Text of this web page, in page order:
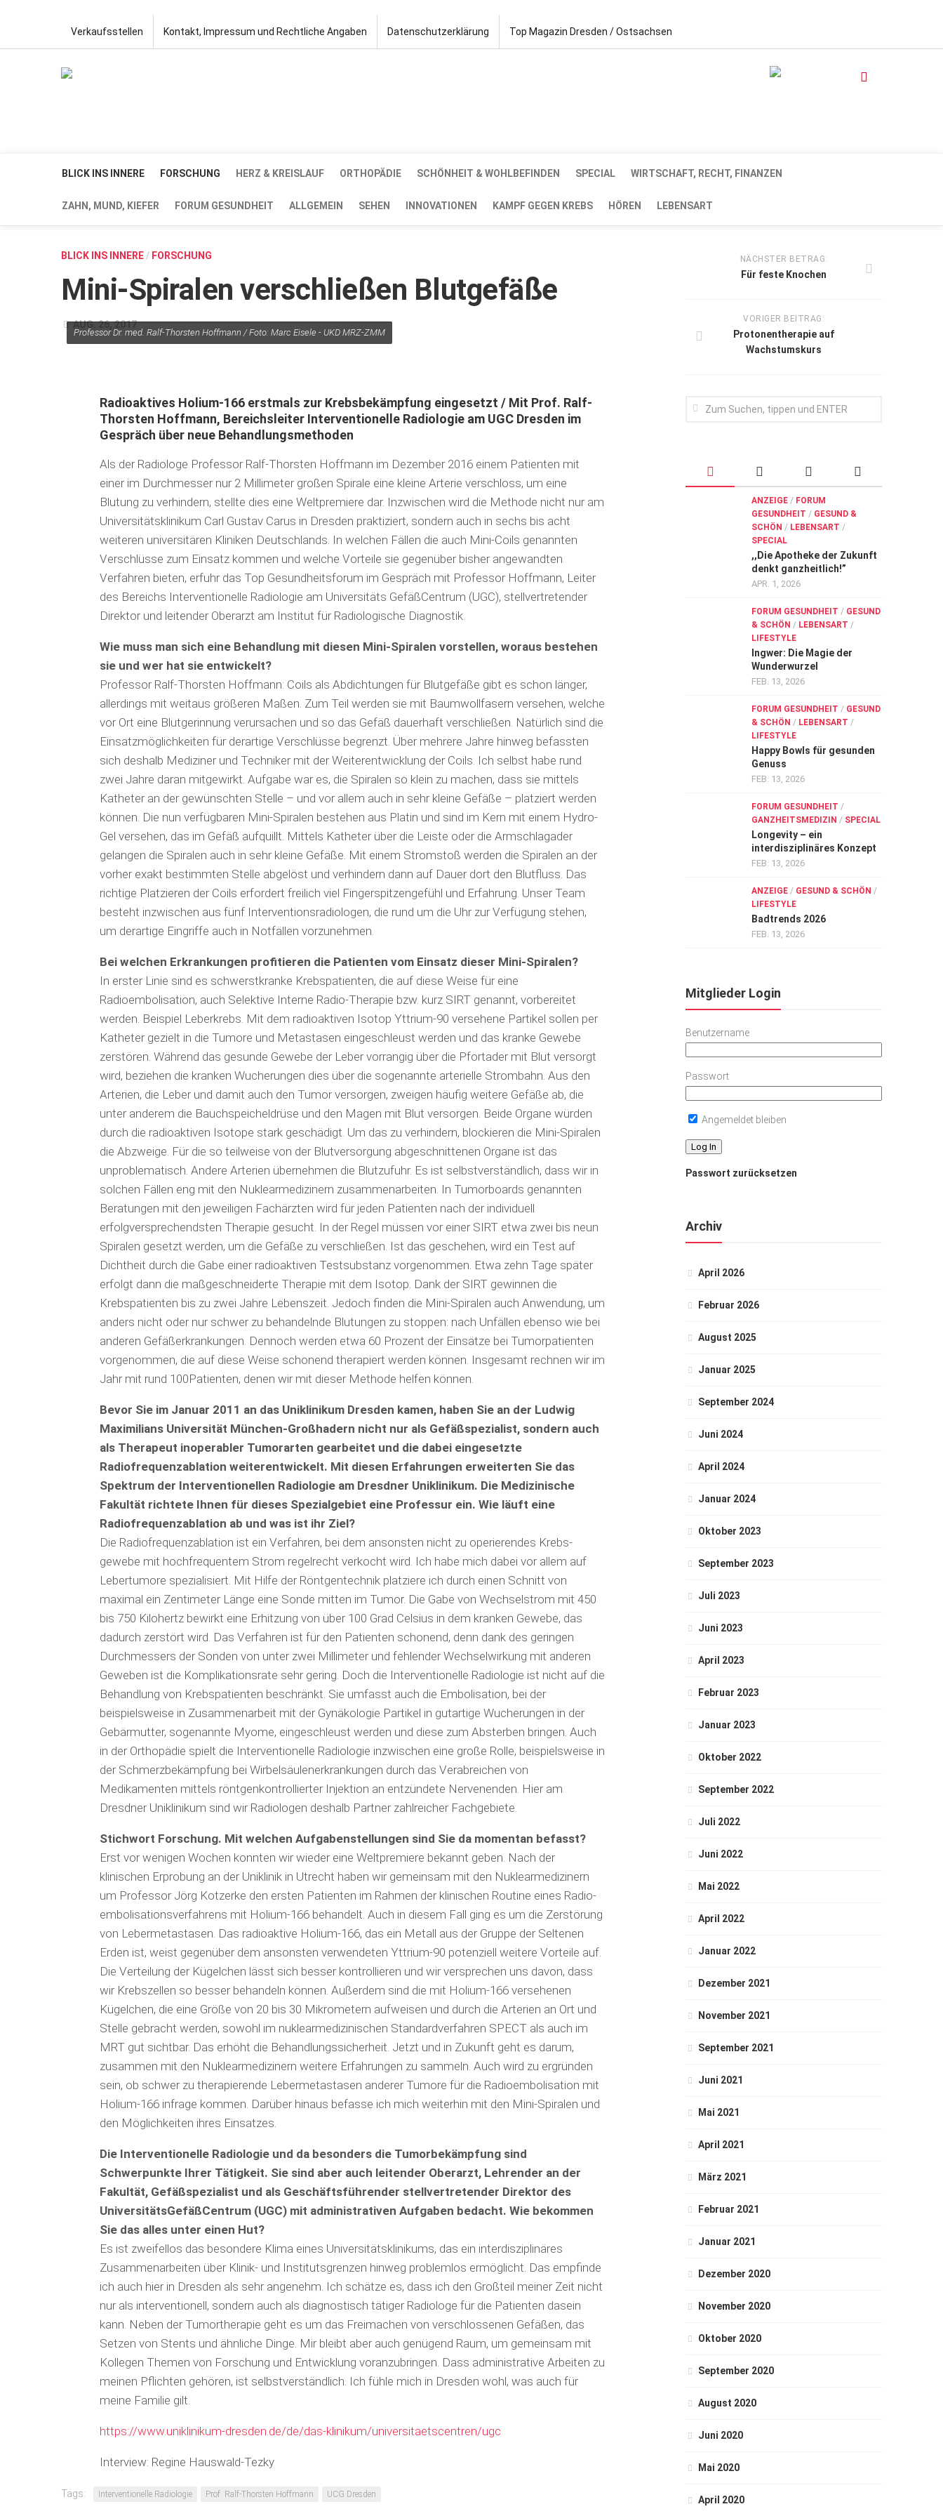
Verkaufsstellen Kontakt, Impressum und Rechtliche Angaben Datenschutzerklärung Top Magazin Dresden / Ostsachsen
BLICK INS INNERE FORSCHUNG HERZ & KREISLAUF ORTHOPÄDIE SCHÖNHEIT & WOHLBEFINDEN SPECIAL WIRTSCHAFT, RECHT, FINANZEN
ZAHN, MUND, KIEFER FORUM GESUNDHEIT ALLGEMEIN SEHEN INNOVATIONEN KAMPF GEGEN KREBS HÖREN LEBENSART
BLICK INS INNERE / FORSCHUNG
Mini-Spiralen verschließen Blutgefäße
AUG. 26, 2017
Professor Dr. med. Ralf-Thorsten Hoffmann / Foto: Marc Eisele - UKD MRZ-ZMM
Radioaktives Holium-166 erstmals zur Krebsbekämpfung eingesetzt / Mit Prof. Ralf-
Thorsten Hoffmann, Bereichsleiter Interventionelle Radiologie am UGC Dresden im
Gespräch über neue Behandlungsmethoden
Als der Radiologe Professor Ralf-Thorsten Hoffmann im Dezember 2016 einem Patienten mit
einer im Durchmesser nur 2 Millimeter großen Spirale eine kleine Arterie verschloss, um eine
Blutung zu verhindern, stellte dies eine Weltpremiere dar. Inzwischen wird die Methode nicht nur am
Universitäts­klinikum Carl Gustav Carus in Dresden praktiziert, sondern auch in sechs bis acht
weiteren universitären Kliniken Deutsch­lands. In welchen Fällen die auch Mini-Coils genannten
Verschlüsse zum Einsatz kommen und welche Vorteile sie gegenüber bisher angewandten
Verfahren bieten, erfuhr das Top Gesundheitsforum im Gespräch mit Professor Hoffmann, Leiter
des Bereichs Interventionelle Radiologie am Universitäts GefäßCentrum (UGC), stellvertretender
Direktor und leitender Oberarzt am Institut für Radiologische Diagnostik.
Wie muss man sich eine Behandlung mit diesen Mini-Spiralen vorstellen, woraus bestehen
sie und wer hat sie entwickelt?
Professor Ralf-Thorsten Hoffmann: Coils als Abdichtungen für Blutgefäße gibt es schon länger,
allerdings mit weitaus größeren Maßen. Zum Teil werden sie mit Baumwollfasern versehen, welche
vor Ort eine Blutgerinnung verursachen und so das Gefäß dauerhaft verschließen. Natürlich sind die
Ein­satzmöglichkeiten für derartige Verschlüsse begrenzt. Über mehrere Jahre hinweg befassten
sich deshalb Mediziner und Techniker mit der Weiterentwicklung der Coils. Ich selbst habe rund
zwei Jahre daran mitgewirkt. Aufgabe war es, die Spiralen so klein zu machen, dass sie mittels
Katheter an der gewünschten Stelle – und vor allem auch in sehr kleine Gefäße – platziert werden
können. Die nun verfügbaren Mini-Spiralen bestehen aus Platin und sind im Kern mit einem Hydro-
Gel versehen, das im Gefäß aufquillt. Mittels Katheter über die Leiste oder die Armschlagader
gelangen die Spiralen auch in sehr kleine Gefäße. Mit einem Stromstoß werden die Spiralen an der
vorher exakt bestimmten Stelle abgelöst und verhindern dann auf Dauer dort den Blutfluss. Das
richtige Platzieren der Coils erfordert freilich viel Fingerspitzengefühl und Erfahrung. Unser Team
besteht inzwischen aus fünf Interventions­radiologen, die rund um die Uhr zur Verfügung stehen,
um derartige Eingriffe auch in Notfällen vorzunehmen.
Bei welchen Erkrankungen profitieren die Patienten vom Einsatz dieser Mini-Spiralen?
In erster Linie sind es schwerstkranke Krebspatienten, die auf diese Weise für eine
Radioembolisation, auch Selektive Interne Radio-Therapie bzw. kurz SIRT genannt, vorbereitet
werden. Beispiel Leberkrebs. Mit dem radioaktiven Isotop Yttrium-90 versehene Partikel sollen per
Katheter gezielt in die Tumore und Metastasen eingeschleust werden und das kranke Gewebe
zerstören. Während das gesunde Gewebe der Leber vorrangig über die Pfortader mit Blut versorgt
wird, beziehen die kranken Wucherungen dies über die sogenannte arterielle Strombahn. Aus den
Arterien, die Leber und damit auch den Tumor versorgen, zweigen häufig weitere Gefäße ab, die
unter anderem die Bauchspeicheldrüse und den Magen mit Blut versorgen. Beide Organe würden
durch die radioaktiven Isotope stark geschädigt. Um das zu verhindern, blockieren die Mini-Spiralen
die Abzweige. Für die so teilweise von der Blutversorgung abgeschnittenen Organe ist das
unproblematisch. Andere Arterien übernehmen die Blutzufuhr. Es ist selbstverständlich, dass wir in
solchen Fällen eng mit den Nuklearmedizinern zusammenarbeiten. In Tumorboards genannten
Beratungen mit den jeweiligen Fachärzten wird für jeden Patienten nach der individuell
erfolgversprechendsten Therapie gesucht. In der Regel müssen vor einer SIRT etwa zwei bis neun
Spiralen gesetzt werden, um die Gefäße zu verschließen. Ist das geschehen, wird ein Test auf
Dichtheit durch die Gabe einer radioaktiven Testsubstanz vorgenommen. Etwa zehn Tage später
erfolgt dann die maßgeschneiderte Therapie mit dem Isotop. Dank der SIRT gewinnen die
Krebspatienten bis zu zwei Jahre Lebenszeit. Jedoch finden die Mini-Spiralen auch Anwendung, um
anders nicht oder nur schwer zu behandelnde Blutungen zu stoppen: nach Unfällen ebenso wie bei
anderen Gefäßer­krankungen. Dennoch werden etwa 60 Prozent der Einsätze bei Tumor­patienten
vorgenommen, die auf diese Weise schonend therapiert werden können. Insgesamt rechnen wir im
Jahr mit rund 100Patienten, denen wir mit dieser Methode helfen können.
Bevor Sie im Januar 2011 an das Uniklinikum Dresden kamen, haben Sie an der Ludwig
Maximilians Universität Mün­chen-Großhadern nicht nur als Gefäßspezialist, sondern auch
als Therapeut inoperabler Tumorarten gearbeitet und die dabei eingesetzte
Radiofrequenzablation weiterentwickelt. Mit diesen Erfahrungen erweiterten Sie das
Spektrum der Inter­ventionellen Radiologie am Dresdner Uniklinikum. Die Medizinische
Fakultät richtete Ihnen für dieses Spezialgebiet eine Professur ein. Wie läuft eine
Radiofrequenzablation ab und was ist ihr Ziel?
Die Radiofrequenzablation ist ein Verfah­ren, bei dem ansonsten nicht zu operierendes Krebs­
gewebe mit hochfrequentem Strom regelrecht verkocht wird. Ich habe mich dabei vor allem auf
Lebertumore spezialisiert. Mit Hilfe der Röntgen­technik platziere ich durch einen Schnitt von
maximal ein Zentimeter Länge eine Sonde mitten im Tumor. Die Gabe von Wechselstrom mit 450
bis 750 Kilohertz bewirkt eine Erhitzung von über 100 Grad Celsius in dem kranken Gewebe, das
dadurch zerstört wird. Das Verfahren ist für den Patienten schonend, denn dank des geringen
Durchmessers der Sonden von unter zwei Millimeter und fehlender Wechselwirkung mit anderen
Geweben ist die Kompli­kationsrate sehr gering. Doch die Interventionelle Radiologie ist nicht auf die
Behandlung von Krebspatienten beschränkt. Sie umfasst auch die Embolisation, bei der
beispielsweise in Zusammenarbeit mit der Gynäkologie Partikel in gutartige Wucherungen in der
Gebär­mutter, sogenannte Myome, eingeschleust werden und diese zum Absterben bringen. Auch
in der Orthopädie spielt die Inter­ventionelle Radiologie inzwischen eine große Rolle, beispielsweise in
der Schmerzbekämpfung bei Wirbelsäulen­erkrankungen durch das Verabreichen von
Medikamenten mittels röntgenkontrollierter Injektion an entzündete Nerven­enden. Hier am
Dresdner Uniklinikum sind wir Radiologen deshalb Partner zahlreicher Fachgebiete.
Stichwort Forschung. Mit welchen Aufgabenstellungen sind Sie da momentan befasst?
Erst vor wenigen Wochen konnten wir wieder eine Weltpremiere bekannt geben. Nach der
klinischen Erprobung an der Uniklinik in Utrecht haben wir gemeinsam mit den Nuklearmedizinern
um Professor Jörg Kotzerke den ersten Patienten im Rahmen der klinischen Routine eines Radio­
embolisationsverfahrens mit Holium-166 behandelt. Auch in diesem Fall ging es um die Zerstörung
von Leber­metastasen. Das radioaktive Holium-166, das ein Metall aus der Gruppe der Seltenen
Erden ist, weist gegenüber dem ansonsten verwendeten Yttrium-90 potenziell weitere Vorteile auf.
Die Verteilung der Kügelchen lässt sich besser kontrollieren und wir versprechen uns davon, dass
wir Krebszellen so besser behandeln können. Außer­dem sind die mit Holium-166 versehenen
Kügelchen, die eine Größe von 20 bis 30 Mikrometern aufweisen und durch die Arterien an Ort und
Stelle gebracht werden, sowohl im nuklearmedizinischen Standardverfahren SPECT als auch im
MRT gut sichtbar. Das erhöht die Behandlungssicherheit. Jetzt und in Zukunft geht es darum,
zusammen mit den Nuklearmedizinern weitere Erfahrungen zu sammeln. Auch wird zu ergründen
sein, ob schwer zu therapierende Leber­metastasen anderer Tumore für die Radioembolisation mit
Holium-166 infrage kommen. Darüber hinaus befasse ich mich weiterhin mit den Mini-Spiralen und
den Möglichkeiten ihres Einsatzes.
Die Interventionelle Radiologie und da besonders die Tumorbekämpfung sind
Schwerpunkte Ihrer Tätigkeit. Sie sind aber auch leitender Oberarzt, Lehrender an der
Fakultät, Ge­fäß­spezialist und als Geschäftsführender stellvertretender Direktor des
UniversitätsGefäßCentrum (UGC) mit administrativen Aufgaben bedacht. Wie bekommen
Sie das alles unter einen Hut?
Es ist zweifellos das besondere Klima eines Universitätsklinikums, das ein interdisziplinäres
Zusam­menarbeiten über Klinik- und Institutsgrenzen hinweg problemlos ermöglicht. Das empfinde
ich auch hier in Dresden als sehr angenehm. Ich schätze es, dass ich den Großteil meiner Zeit nicht
nur als interventionell, sondern auch als diagnostisch tätiger Radiologe für die Patienten dasein
kann. Neben der Tumor­therapie geht es um das Freimachen von verschlossenen Gefäßen, das
Setzen von Stents und ähnliche Dinge. Mir bleibt aber auch genügend Raum, um gemeinsam mit
Kollegen Themen von Forschung und Entwicklung voranzubringen. Dass administrative Arbeiten zu
meinen Pflichten gehören, ist selbstverständlich. Ich fühle mich in Dresden wohl, was auch für
meine Familie gilt.
https://www.uniklinikum-dresden.de/de/das-klinikum/universitaetscentren/ugc
Interview: Regine Hauswald-Tezky
Tags: Interventionelle Radiologie Prof. Ralf-Thorsten Hoffmann UCG Dresden
NÄCHSTER BETRAG:
Für feste Knochen
VORIGER BEITRAG:
Protonentherapie auf
Wachstumskurs
ANZEIGE / FORUM
GESUNDHEIT / GESUND &
SCHÖN / LEBENSART /
SPECIAL
,,Die Apotheke der Zukunft
denkt ganzheitlich!”
APR. 1, 2026
FORUM GESUNDHEIT / GESUND
& SCHÖN / LEBENSART /
LIFESTYLE
Ingwer: Die Magie der
Wunderwurzel
FEB. 13, 2026
FORUM GESUNDHEIT / GESUND
& SCHÖN / LEBENSART /
LIFESTYLE
Happy Bowls für gesunden
Genuss
FEB. 13, 2026
FORUM GESUNDHEIT /
GANZHEITSMEDIZIN / SPECIAL
Longevity – ein
interdisziplinäres Konzept
FEB. 13, 2026
ANZEIGE / GESUND & SCHÖN /
LIFESTYLE
Badtrends 2026
FEB. 13, 2026
Mitglieder Login
Benutzername
Passwort
Angemeldet bleiben
Passwort zurücksetzen
Archiv
April 2026
Februar 2026
August 2025
Januar 2025
September 2024
Juni 2024
April 2024
Januar 2024
Oktober 2023
September 2023
Juli 2023
Juni 2023
April 2023
Februar 2023
Januar 2023
Oktober 2022
September 2022
Juli 2022
Juni 2022
Mai 2022
April 2022
Januar 2022
Dezember 2021
November 2021
September 2021
Juni 2021
Mai 2021
April 2021
März 2021
Februar 2021
Januar 2021
Dezember 2020
November 2020
Oktober 2020
September 2020
August 2020
Juni 2020
Mai 2020
April 2020